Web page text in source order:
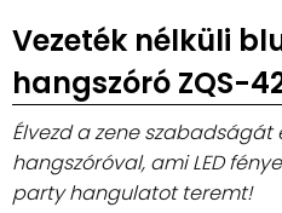
Vezeték nélküli
hangszóró ZQS-
Élvezd a zene szabadságát
hangszóróval, ami LED
party hangulatot teremt!